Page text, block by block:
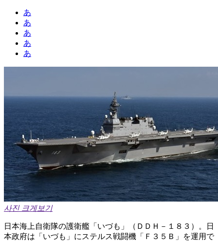
あ
あ
あ
あ
あ
사진 크게보기
日本海上自衛隊の護衛艦「いづも」（ＤＤＨ－１８３）。日
本政府は「いづも」にステルス戦闘機「Ｆ３５Ｂ」を運用で